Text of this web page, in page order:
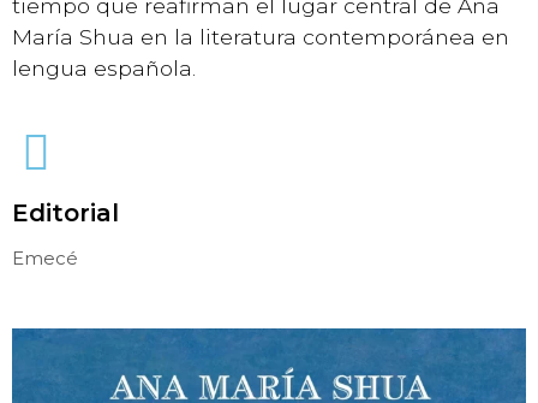
tiempo que reafirman el lugar central de Ana
María Shua en la literatura contemporánea en
lengua española.
Editorial
Emecé